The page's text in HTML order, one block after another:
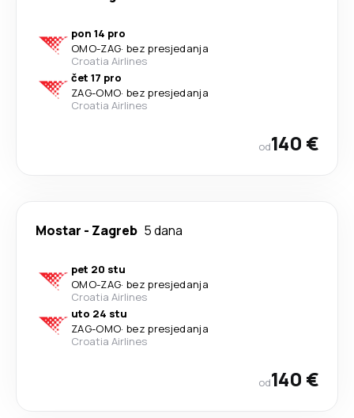
pon 14 pro
OMO-ZAG· bez presjedanja
Croatia Airlines
čet 17 pro
ZAG-OMO· bez presjedanja
Croatia Airlines
od140 €
Mostar - Zagreb 5 dana
pet 20 stu
OMO-ZAG· bez presjedanja
Croatia Airlines
uto 24 stu
ZAG-OMO· bez presjedanja
Croatia Airlines
od140 €